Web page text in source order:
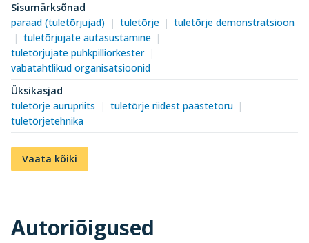
Sisumärksõnad
paraad (tuletõrjujad)
tuletõrje
tuletõrje demonstratsioon
tuletõrjujate autasustamine
tuletõrjujate puhkpilliorkester
vabatahtlikud organisatsioonid
Üksikasjad
tuletõrje aurupriits
tuletõrje riidest päästetoru
tuletõrjetehnika
Vaata kõiki
Autoriõigused